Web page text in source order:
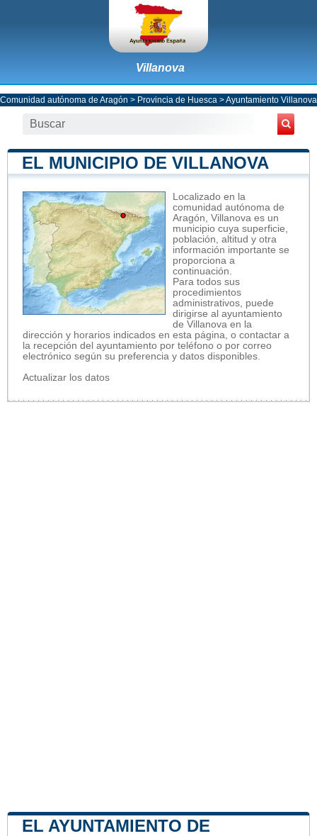
Villanova
Comunidad autónoma de Aragón > Provincia de Huesca >Ayuntamiento Villanova
EL MUNICIPIO DE VILLANOVA
Localizado en la
comunidad autónoma de
Aragón, Villanova es un
municipio cuya superficie,
población, altitud y otra
información importante se
proporciona a
continuación.
Para todos sus
procedimientos
administrativos, puede
dirigirse al ayuntamiento
de Villanova en la
dirección y horarios indicados en esta página, o contactar a
la recepción del ayuntamiento por teléfono o por correo
electrónico según su preferencia y datos disponibles.
Actualizar los datos
EL AYUNTAMIENTO DE